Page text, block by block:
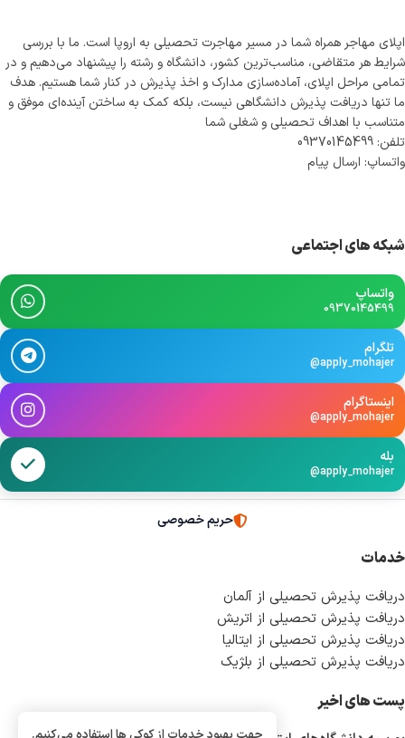
اپلای مهاجر همراه شما در مسیر مهاجرت تحصیلی به اروپا است. ما با بررسی
شرایط هر متقاضی، مناسب‌ترین کشور، دانشگاه و رشته را پیشنهاد می‌دهیم و در
تمامی مراحل اپلای، آماده‌سازی مدارک و اخذ پذیرش در کنار شما هستیم. هدف
ما تنها دریافت پذیرش دانشگاهی نیست، بلکه کمک به ساختن آینده‌ای موفق و
متناسب با اهداف تحصیلی و شغلی شما
تلفن: 09370145499
واتساپ: ارسال پیام
شبکه های اجتماعی
واتساپ
09370145499
تلگرام
@apply_mohajer
اینستاگرام
@apply_mohajer
بله
@apply_mohajer
حریم خصوصی
خدمات
دریافت پذیرش تحصیلی از آلمان
دریافت پذیرش تحصیلی از اتریش
دریافت پذیرش تحصیلی از ایتالیا
دریافت پذیرش تحصیلی از بلژیک
پست های اخیر